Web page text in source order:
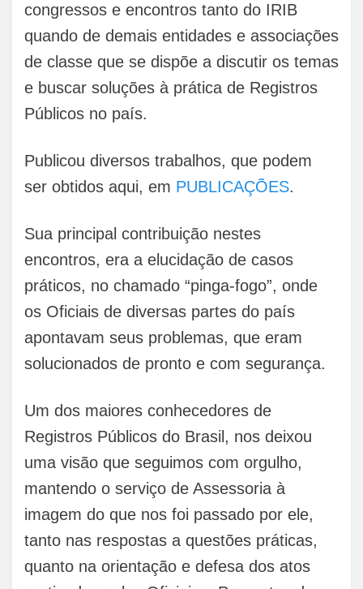
congressos e encontros tanto do IRIB
quando de demais entidades e associações
de classe que se dispõe a discutir os temas
e buscar soluções à prática de Registros
Públicos no país.
Publicou diversos trabalhos, que podem
ser obtidos aqui, em PUBLICAÇÕES.
Sua principal contribuição nestes
encontros, era a elucidação de casos
práticos, no chamado “pinga-fogo”, onde
os Oficiais de diversas partes do país
apontavam seus problemas, que eram
solucionados de pronto e com segurança.
Um dos maiores conhecedores de
Registros Públicos do Brasil, nos deixou
uma visão que seguimos com orgulho,
mantendo o serviço de Assessoria à
imagem do que nos foi passado por ele,
tanto nas respostas a questões práticas,
quanto na orientação e defesa dos atos